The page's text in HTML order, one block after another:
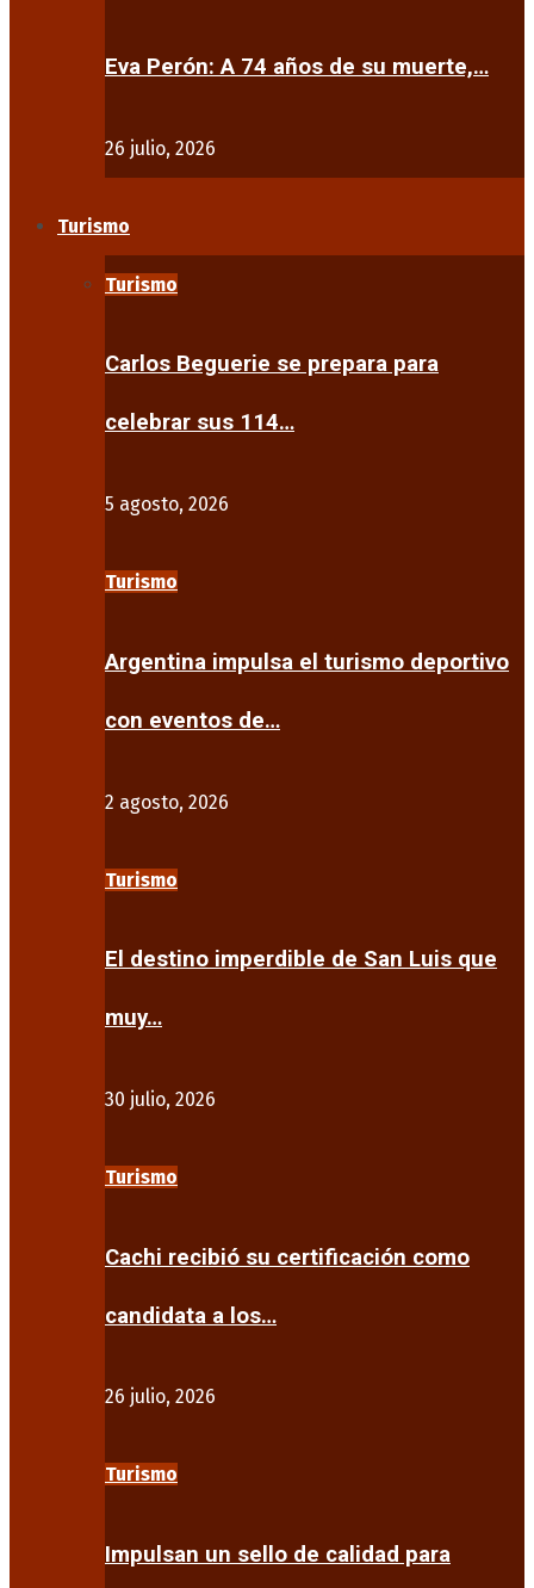
Eva Perón: A 74 años de su muerte,…
26 julio, 2026
Turismo
Turismo
Carlos Beguerie se prepara para
celebrar sus 114…
5 agosto, 2026
Turismo
Argentina impulsa el turismo deportivo
con eventos de…
2 agosto, 2026
Turismo
El destino imperdible de San Luis que
muy…
30 julio, 2026
Turismo
Cachi recibió su certificación como
candidata a los…
26 julio, 2026
Turismo
Impulsan un sello de calidad para